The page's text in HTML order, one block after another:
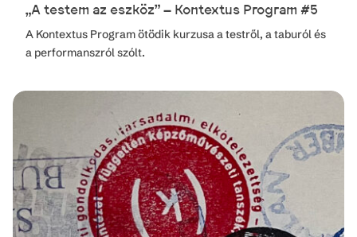
„A testem az eszköz” – Kontextus Program #5
A Kontextus Program ötödik kurzusa a testről, a taburól és
a performanszról szólt.